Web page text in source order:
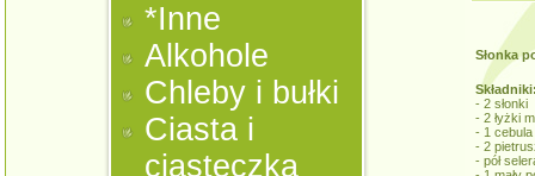
*Inne
Alkohole
Chleby i bułki
Ciasta i
ciasteczka
Słonka
- 2 słonki
- 2 łyżki
- 1 cebula
- 2
- pół